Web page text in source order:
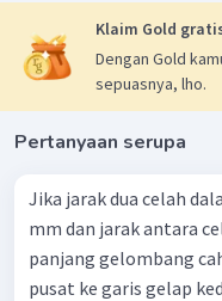
Klaim Gold
Dengan Gold
sepuasnya, lho.
Pertanyaan serupa
Jika jarak dua celah
mm dan jarak antara
panjang gelombang
pusat ke garis gelap